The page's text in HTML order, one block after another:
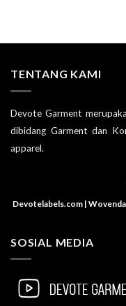
TENTANG KAMI
Devote Garment
dibidang Garment dan
apparel.
Devotelabels.com |
SOSIAL MEDIA